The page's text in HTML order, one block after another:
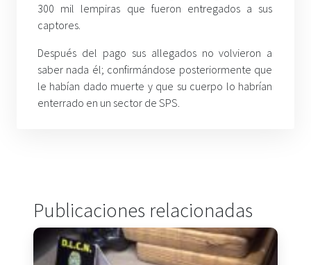
300 mil lempiras que fueron entregados a sus
captores.
Después del pago sus allegados no volvieron a
saber nada él; confirmándose posteriormente que
le habían dado muerte y que su cuerpo lo habrían
enterrado en un sector de SPS.
Publicaciones relacionadas